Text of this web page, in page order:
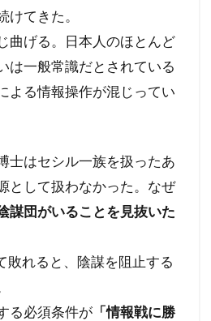
けてきた。
曲げる。日本人のほとんど
は一般常識だとされている
よる情報操作が混じってい
士はセシル一族を扱ったあ
として扱わなかった。なぜ
謀団がいることを見抜いた
敗れると、陰謀を阻止する
る必須条件が 「情報戦に勝
ント
ル
ポツダム宣言
ボトックス
ホルコン攻略法
ホルコン
ンデミック
フリーメーソン